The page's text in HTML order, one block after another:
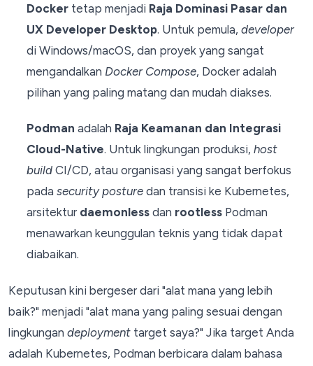
Dockertetap menjadi Raja Dominasi Pasar dan
UX Developer Desktop. Untuk pemula, developer
di Windows/macOS, dan proyek yang sangat
mengandalkan Docker Compose, Docker adalah
pilihan yang paling matang dan mudah diakses.
Podman adalah Raja Keamanan dan Integrasi
Cloud-Native. Untuk lingkungan produksi, host
buildCI/CD, atau organisasi yang sangat berfokus
pada security posturedan transisi ke Kubernetes,
arsitektur daemonlessdan rootlessPodman
menawarkan keunggulan teknis yang tidak dapat
diabaikan.
Keputusan kini bergeser dari "alat mana yang lebih
baik?" menjadi "alat mana yang paling sesuai dengan
lingkungan deployment target saya?" Jika target Anda
adalah Kubernetes, Podman berbicara dalam bahasa